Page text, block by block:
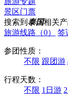
景区门票
搜索到 泰国相关
旅游线路（0）
签
参团性质：
不限 跟团游
行程天数：
不限 1日游